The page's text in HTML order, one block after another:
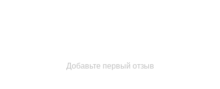
Добавьте первый отзыв